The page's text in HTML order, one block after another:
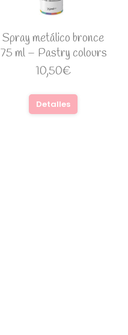
Spray metálico bronce
75 ml – Pastry colours
10,50€
Detalles